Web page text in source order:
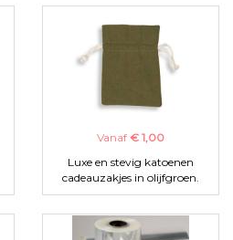
Vanaf € 1,00
Luxe en stevig katoenen
cadeauzakjes in olijfgroen.